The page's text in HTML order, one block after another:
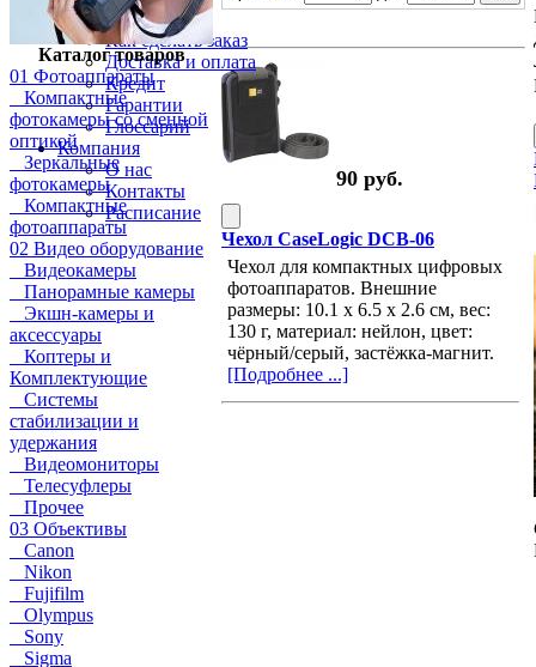
Акции
Как сделать заказ
Доставка и оплата
Кредит
Гарантии
Глоссарий
Компания
О нас
Контакты
Расписание
Каталог товаров
01 Фотоаппараты
Компактные
фотокамеры со сменной
оптикой
Зеркальные
фотокамеры
Компактные
фотоаппараты
02 Видео оборудование
Видеокамеры
Панорамные камеры
Экшн-камеры и
аксессуары
Коптеры и
Комплектующие
Системы
стабилизации и
удержания
Видеомониторы
Телесуфлеры
Прочее
03 Объективы
Canon
Nikon
Fujifilm
Olympus
Sony
Sigma
90 руб.
Чехол CaseLogic DCB-06
Чехол для компактных цифровых
фотоаппаратов. Внешние
размеры: 10.1 x 6.5 x 2.6 см, вес:
130 г, материал: нейлон, цвет:
чёрный/серый, застёжка-магнит.
[Подробнее ...]